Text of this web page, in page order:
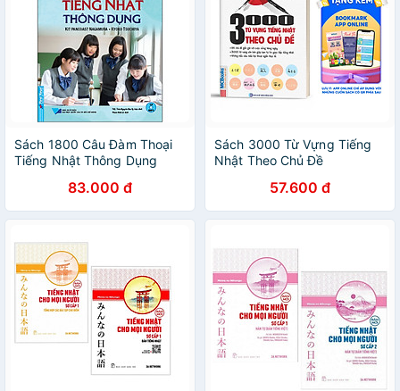
Sách 1800 Câu Đàm Thoại
Tiếng Nhật Thông Dụng
83.000 đ
Sách 3000 Từ Vựng Tiếng
Nhật Theo Chủ Đề
57.600 đ